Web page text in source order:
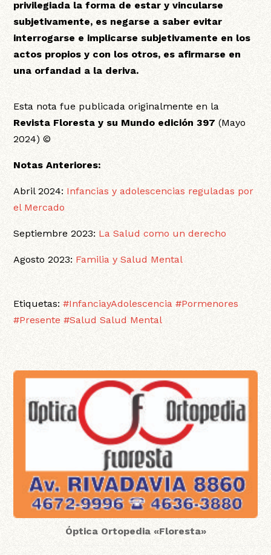
privilegiada la forma de estar y vincularse
subjetivamente, es negarse a saber evitar
interrogarse e implicarse subjetivamente en los
actos propios y con los otros, es afirmarse en
una orfandad a la deriva.
Esta nota fue publicada originalmente en la
Revista Floresta y su Mundo edición 397 (Mayo
2024) ©
Notas Anteriores:
Abril 2024: Infancias y adolescencias reguladas por
el Mercado
Septiembre 2023: La Salud como un derecho
Agosto 2023: Familia y Salud Mental
Etiquetas:#InfanciayAdolescencia #Pormenores
#Presente #Salud Salud Mental
Óptica Ortopedia «Floresta»